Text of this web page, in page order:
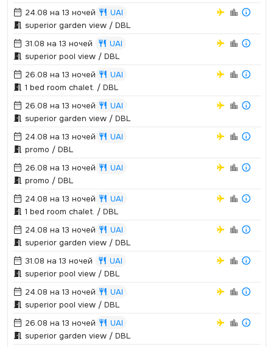
24.08 на 13 ночей
UAI
superior garden view / DBL
31.08 на 13 ночей
UAI
superior pool view / DBL
26.08 на 13 ночей
UAI
1 bed room chalet.­ / DBL
26.08 на 13 ночей
UAI
superior garden view / DBL
24.08 на 13 ночей
UAI
promo / DBL
26.08 на 13 ночей
UAI
promo / DBL
24.08 на 13 ночей
UAI
1 bed room chalet.­ / DBL
24.08 на 13 ночей
UAI
superior garden view / DBL
31.08 на 13 ночей
UAI
superior pool view / DBL
24.08 на 13 ночей
UAI
superior pool view / DBL
26.08 на 13 ночей
UAI
superior garden view / DBL